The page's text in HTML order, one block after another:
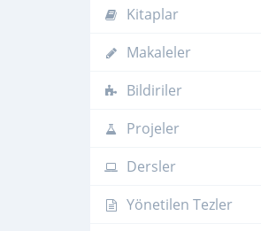
Kitaplar
Makaleler
Bildiriler
Projeler
Dersler
Yönetilen Tezler